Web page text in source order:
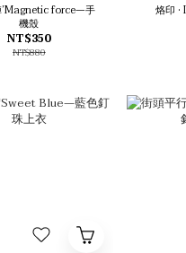
’Magnetic force—手
機殼
NT$350
NT$880
烙印